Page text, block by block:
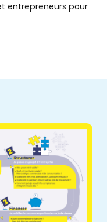
entrepreneurs pour